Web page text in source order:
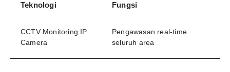
Teknologi Fungsi
CCTV Monitoring IP
Camera
Pengawasan real-time
seluruh area